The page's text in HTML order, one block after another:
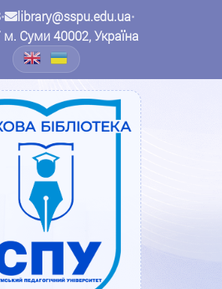
• library@sspu.edu.ua•
Суми 40002, Україна